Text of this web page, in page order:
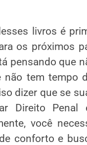
livros é
os próximos
pensando que
não tem tempo
dizer que se
Direito Penal
você
conforto e